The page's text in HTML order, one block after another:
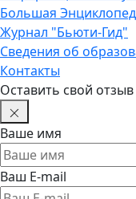
Большая
Журнал "Бьюти-Гид"
Сведения об
Контакты
Оставить свой отзыв
Ваше имя
Ваш E-mail